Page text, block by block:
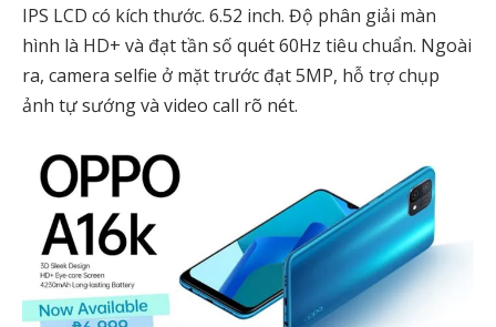
IPS LCD có kích thước. 6.52 inch. Độ phân giải màn
hình là HD+ và đạt tần số quét 60Hz tiêu chuẩn. Ngoài
ra, camera selfie ở mặt trước đạt 5MP, hỗ trợ chụp
ảnh tự sướng và video call rõ nét.